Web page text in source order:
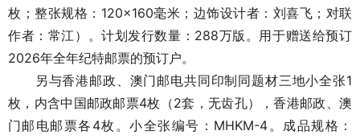
枚；整张规格：120×160毫米；边饰设计者：刘喜飞；对联
作者：常江）。计划发行数量：288万版。用于赠送给预订
2026年全年纪特邮票的预订户。
另与香港邮政、澳门邮电共同印制同题材三地小全张1
枚，内含中国邮政邮票4枚（2套，无齿孔），香港邮政、澳
门邮电邮票各4枚。小全张编号：MHKM-4。成品规格：